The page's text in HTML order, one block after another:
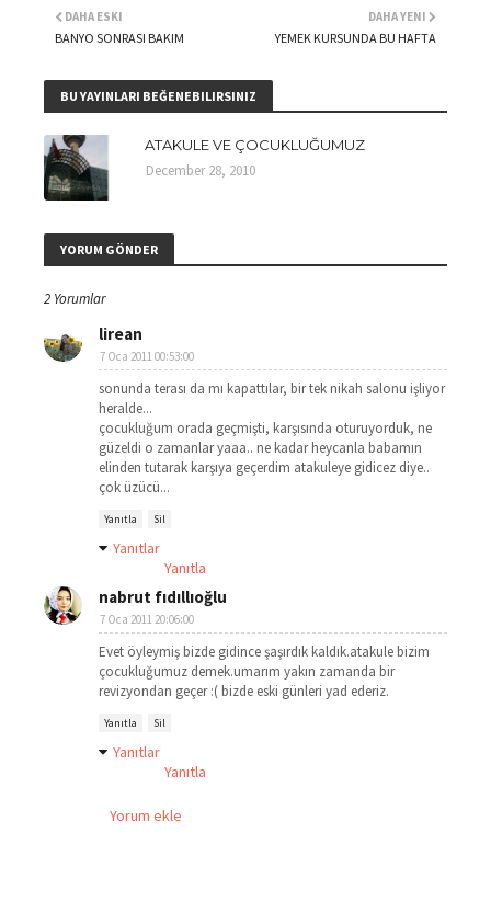
DAHA YENI
YEMEK KURSUNDA BU HAFTA
DAHA ESKI
BANYO SONRASI BAKIM
BU YAYINLARI BEĞENEBILIRSINIZ
ATAKULE VE ÇOCUKLUĞUMUZ
December 28, 2010
YORUM GÖNDER
2 Yorumlar
lirean
7 Oca 2011 00:53:00
sonunda terası da mı kapattılar, bir tek nikah salonu işliyor
heralde...
çocukluğum orada geçmişti, karşısında oturuyorduk, ne
güzeldi o zamanlar yaaa.. ne kadar heycanla babamın
elinden tutarak karşıya geçerdim atakuleye gidicez diye..
çok üzücü...
Yanıtla Sil
Yanıtlar
Yanıtla
nabrut fıdıllıoğlu
7 Oca 2011 20:06:00
Evet öyleymiş bizde gidince şaşırdık kaldık.atakule bizim
çocukluğumuz demek.umarım yakın zamanda bir
revizyondan geçer :( bizde eski günleri yad ederiz.
Yanıtla Sil
Yanıtlar
Yanıtla
Yorum ekle